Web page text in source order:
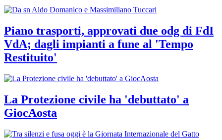
Piano trasporti, approvati due odg di FdI
VdA; dagli impianti a fune al 'Tempo
Restituito'
La Protezione civile ha 'debuttato' a
GiocAosta